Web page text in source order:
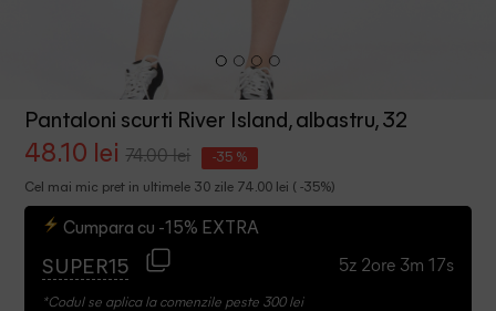
Pantaloni scurti River Island, albastru, 32
48.10 lei 74.00 lei -35 %
Cel mai mic pret in ultimele 30 zile 74.00 lei ( -35%)
Cumpara cu -15% EXTRA
SUPER15 5z 2ore 3m 17s
*Codul se aplica la comenzile peste 300 lei